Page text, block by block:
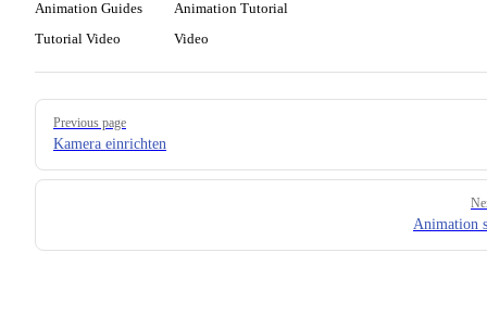
Animation Guides
Tutorial Video
Animation Tutorial
Video
Pager
Previous page
Kamera einrichten
Animation